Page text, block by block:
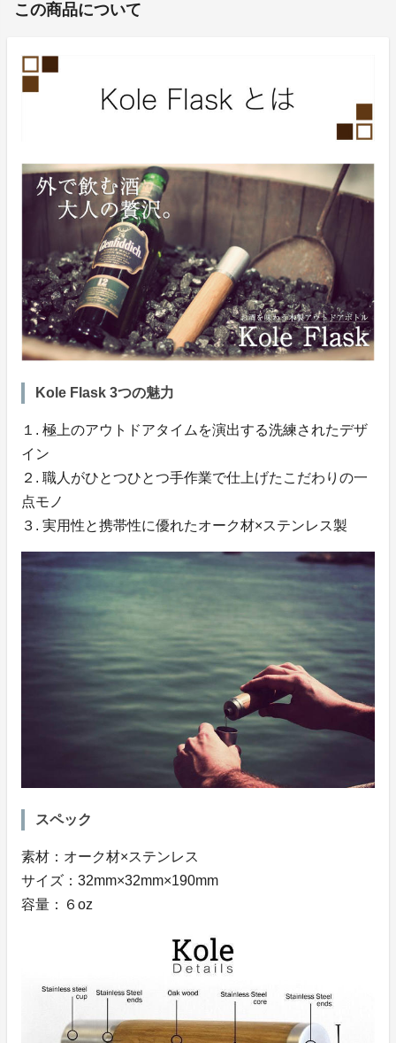
この商品について
Kole Flask 3つの魅力
１. 極上のアウトドアタイムを演出する洗練されたデザ
イン
２. 職人がひとつひとつ手作業で仕上げたこだわりの一
点モノ
３. 実用性と携帯性に優れたオーク材×ステンレス製
スペック
素材：オーク材×ステンレス
サイズ：32mm×32mm×190mm
容量：６oz